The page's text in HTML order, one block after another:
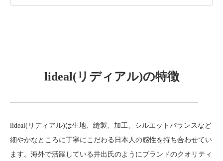
lideal(リディアル)の特徴
lideal(リディアル)は生地、縫製、加工、シルエットバランスなど
細やかなところに丁寧にこだわる日本人の感性を持ち合わせてい
ます。海外で活躍している井出氏のようにブランドのクオリティ